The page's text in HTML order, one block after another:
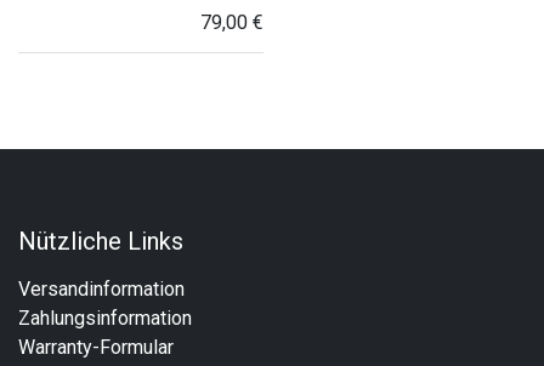
79,00€
Nützliche Links
Versandinformation​
Zahlungsinformation
Warranty-Formular